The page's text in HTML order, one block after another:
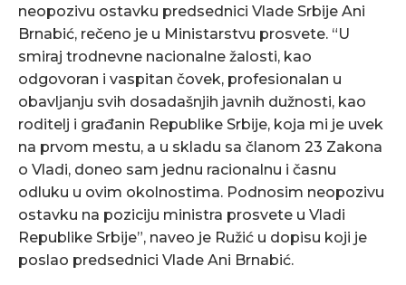
neopozivu ostavku predsednici Vlade Srbije Ani
Brnabić, rečeno je u Ministarstvu prosvete. “U
smiraj trodnevne nacionalne žalosti, kao
odgovoran i vaspitan čovek, profesionalan u
obavljanju svih dosadašnjih javnih dužnosti, kao
roditelj i građanin Republike Srbije, koja mi je uvek
na prvom mestu, a u skladu sa članom 23 Zakona
o Vladi, doneo sam jednu racionalnu i časnu
odluku u ovim okolnostima. Podnosim neopozivu
ostavku na poziciju ministra prosvete u Vladi
Republike Srbije”, naveo je Ružić u dopisu koji je
poslao predsednici Vlade Ani Brnabić.